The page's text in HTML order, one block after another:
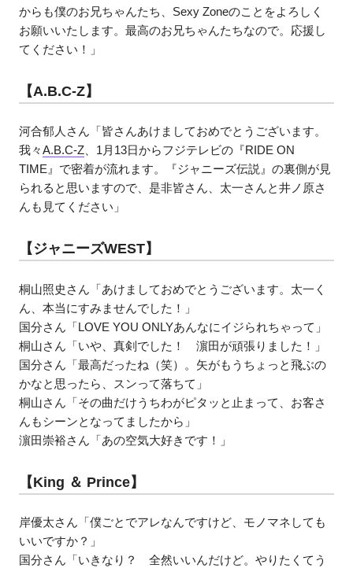
からも僕のお兄ちゃんたち、Sexy Zoneのことをよろしく
お願いいたします。最高のお兄ちゃんたちなので。応援し
てください！」
【A.B.C-Z】
河合郁人さん「皆さんあけましておめでとうございます。
我々A.B.C-Z、1月13日からフジテレビの『RIDE ON
TIME』で密着が流れます。『ジャニーズ伝説』の裏側が見
られると思いますので、是非皆さん、太一さんと井ノ原さ
んも見てください」
【ジャニーズWEST】
桐山照史さん「あけましておめでとうございます。太一く
ん、本当にすみませんでした！」
国分さん「LOVE YOU ONLYあんなにイジられちゃって」
桐山さん「いや、真剣でした！ 濵田が頑張りました！」
国分さん「最高だったね（笑）。矢がもうちょっと飛ぶの
かなと思ったら、スンって落ちて」
桐山さん「その曲だけうちわがピタッと止まって、お客さ
んもシーンとなってましたから」
濵田崇裕さん「あの空気大好きです！」
【King ＆ Prince】
岸優太さん「僕ごとでアレなんですけど、モノマネしても
いいですか？」
国分さん「いきなり？ 全然いいんだけど。やりたくてう